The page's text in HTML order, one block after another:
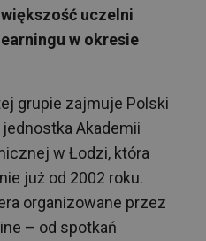
uczelni
w okresie
grupie zajmuje Polski
Akademii
w Łodzi, która
już od 2002 roku.
organizowane przez
– od spotkań